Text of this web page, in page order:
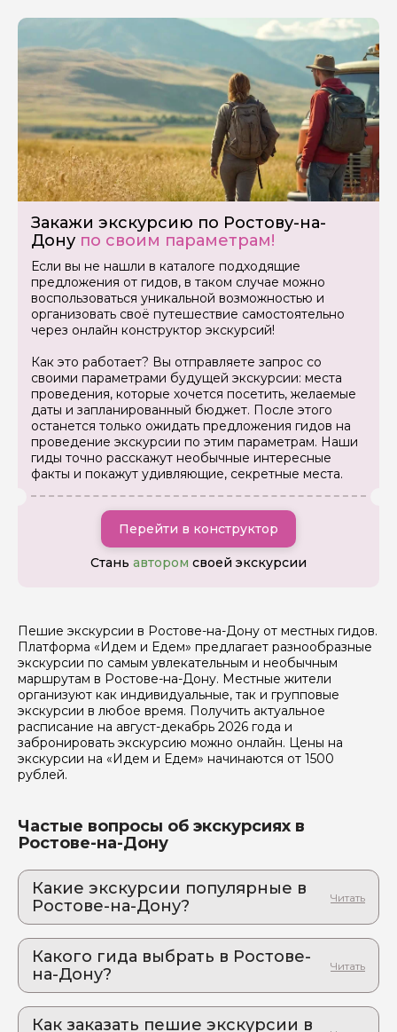
Закажи экскурсию по Ростову-на-
Дону по своим параметрам!
Если вы не нашли в каталоге подходящие
предложения от гидов, в таком случае можно
воспользоваться уникальной возможностью и
организовать своё путешествие самостоятельно
через онлайн конструктор экскурсий!
Как это работает? Вы отправляете запрос со
своими параметрами будущей экскурсии: места
проведения, которые хочется посетить, желаемые
даты и запланированный бюджет. После этого
останется только ожидать предложения гидов на
проведение экскурсии по этим параметрам. Наши
гиды точно расскажут необычные интересные
факты и покажут удивляющие, секретные места.
Перейти в конструктор
Стань автором своей экскурсии
Пешие экскурсии в Ростове-на-Дону от местных гидов.
Платформа «Идем и Едем» предлагает разнообразные
экскурсии по самым увлекательным и необычным
маршрутам в Ростове-на-Дону. Местные жители
организуют как индивидуальные, так и групповые
экскурсии в любое время. Получить актуальное
расписание на август-декабрь 2026 года и
забронировать экскурсию можно онлайн. Цены на
экскурсии на «Идем и Едем» начинаются от 1500
рублей.
Частые вопросы об экскурсиях в
Ростове-на-Дону
Какие экскурсии популярные в
Ростове-на-Дону?
гитару и купание на закате
Незабываемое плавание по реке с
профессиональной фотосессией
2. Душевный вечер у реки с гитарой
Чарующий закат, белый песок, дым костра и
Какого гида выбрать в Ростове-
на-Дону?
2. Денис.М 655
Как заказать пешие экскурсии в
Задайте свой вопрос гиду
Ваша электронная почта
Ваш номер телефона
Вопросы и комментарии
Если у вас есть интересующие вопросы, можете их
данных
Отправить